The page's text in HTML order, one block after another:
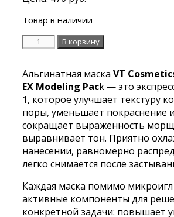
Товар в наличии
Количество
Альгинатная
с
микроиглами
и
витаминами
VT
Cosmetics
Reedle
Shot
EX
Vitamin
Modeling
В корзину
Альгинатная маска VT
EX Modeling Pack — это
1, которое улучшает текстуру
поры, уменьшает покраснение
сокращает выраженность
выравнивает тон. Приятно
нанесении, равномерно
легко снимается после
Каждая маска помимо
активные компоненты для
конкретной задачи: повышает